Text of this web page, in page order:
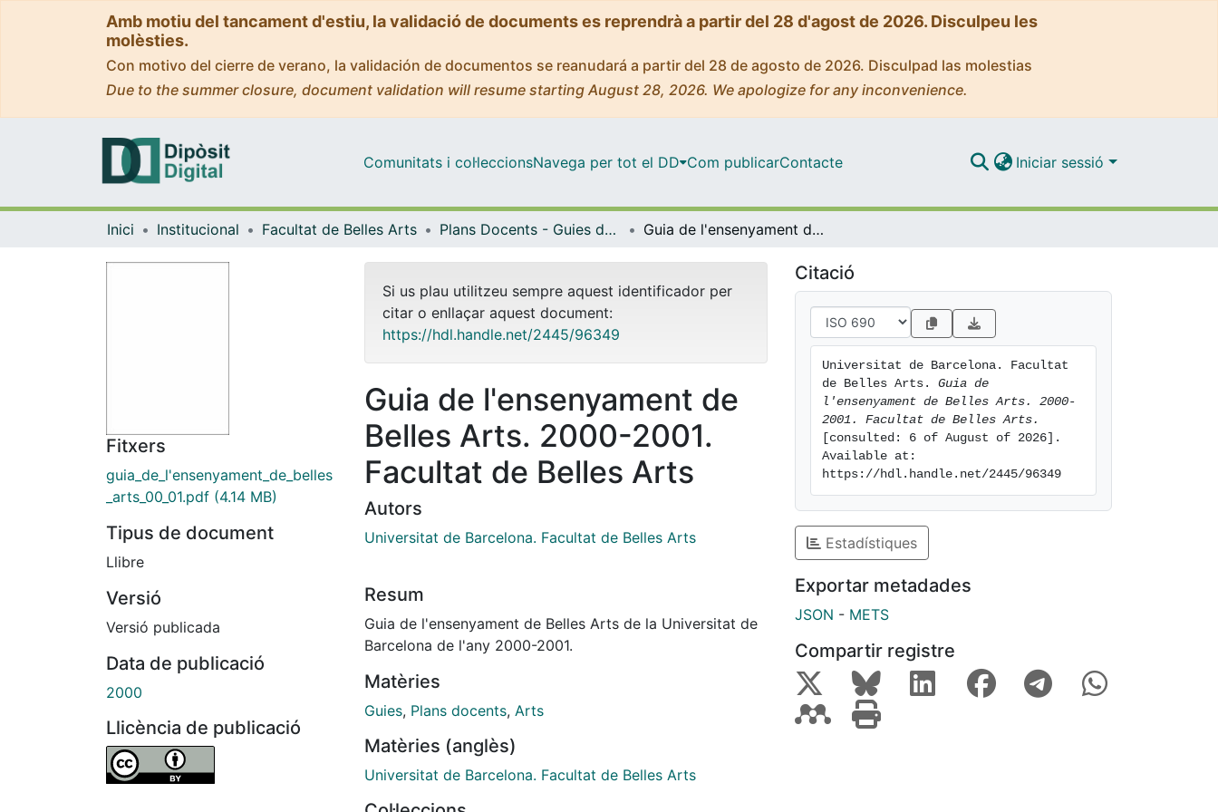
Amb motiu del tancament d'estiu, la validació de documents es reprendrà a partir del 28 d'agost de 2026. Disculpeu les
molèsties.
Con motivo del cierre de verano, la validación de documentos se reanudará a partir del 28 de agosto de 2026. Disculpad las molestias
Due to the summer closure, document validation will resume starting August 28, 2026. We apologize for any inconvenience.
Comunitats i col·leccionsNavega per tot el DD Com publicarContacte Iniciar sessió
Inici Institucional Facultat de Belles Arts Plans Docents - Guies de l'estudiant (Facultat de Belles Arts) Guia de l'ensenyament de Belles Arts. 2000-2001. Facultat de Belles Arts
Fitxers
guia_de_l'ensenyament_de_belles
_arts_00_01.pdf (4.14 MB)
Tipus de document
Llibre
Versió
Versió publicada
Data de publicació
2000
Llicència de publicació
Si us plau utilitzeu sempre aquest identificador per
citar o enllaçar aquest document:
https://hdl.handle.net/2445/96349
Guia de l'ensenyament de
Belles Arts. 2000-2001.
Facultat de Belles Arts
Autors
Universitat de Barcelona. Facultat de Belles Arts
Resum
Guia de l'ensenyament de Belles Arts de la Universitat de
Barcelona de l'any 2000-2001.
Matèries
Guies, Plans docents, Arts
Matèries (anglès)
Universitat de Barcelona. Facultat de Belles Arts
Citació
Universitat de Barcelona. Facultat
de Belles Arts. Guia de
l'ensenyament de Belles Arts. 2000-
2001. Facultat de Belles Arts.
[consulted: 6 of August of 2026].
Available at:
https://hdl.handle.net/2445/96349
Estadístiques
Exportar metadades
JSON - METS
Compartir registre